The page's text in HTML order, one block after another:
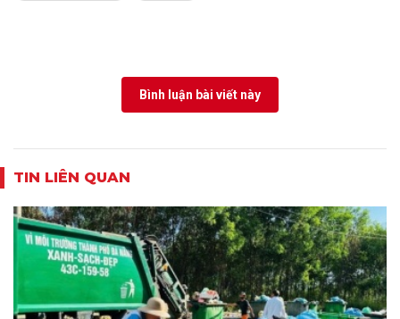
Bình luận bài viết này
TIN LIÊN QUAN